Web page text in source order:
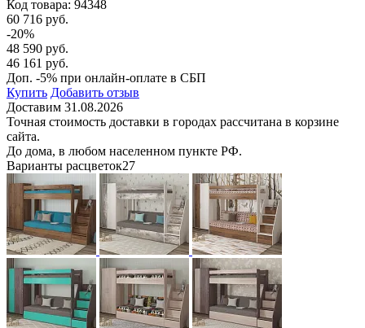
Код товара: 94348
60 716 руб.
-20%
48 590 руб.
46 161 руб.
Доп. -5% при онлайн-оплате в СБП
Купить Добавить отзыв
Доставим 31.08.2026
Точная стоимость доставки в городах рассчитана в корзине
сайта.
До дома, в любом населенном пункте РФ.
Варианты расцветок27